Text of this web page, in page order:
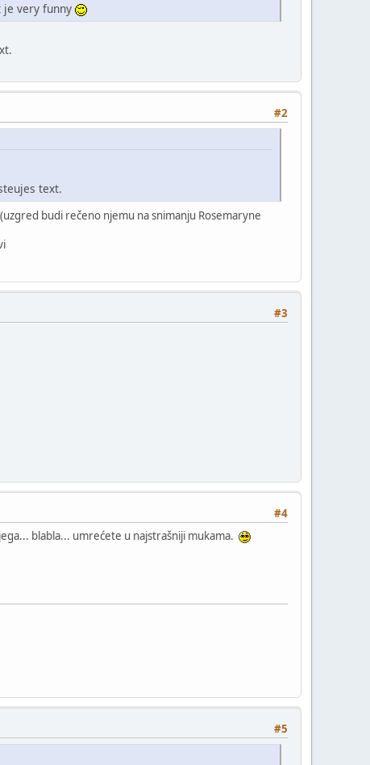
je very funny
#2
text.
budi rečeno njemu na snimanju Rosemaryne
#3
#4
blabla... umrećete u najstrašniji mukama.
#5